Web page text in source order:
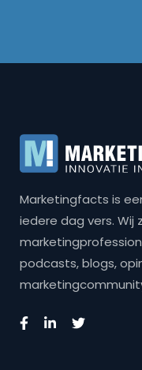
Marketingfacts is
iedere dag vers.
podcasts, blogs,